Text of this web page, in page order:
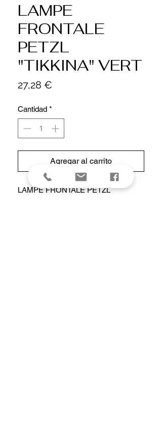
LAMPE
FRONTALE
PETZL
"TIKKINA" VERT
27,28 €
Cantidad *
Agregar al carrito
LAMPE FRONTALE PETZL